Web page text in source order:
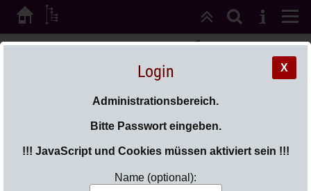
Sie sind hier: Login
X
Login
Administrationsbereich.
Bitte Passwort eingeben.
!!! JavaScript und Cookies müssen aktiviert sein !!!
Name (optional):